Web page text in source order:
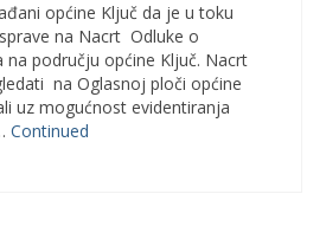
općine Ključ da je u toku
na Nacrt Odluke o
području općine Ključ. Nacrt
na Oglasnoj ploči općine
uz mogućnost evidentiranja
Continued